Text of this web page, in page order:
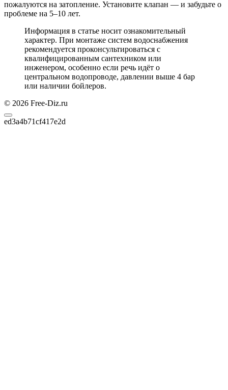
пожалуются на затопление. Установите клапан — и забудьте о
проблеме на 5–10 лет.
Информация в статье носит ознакомительный
характер. При монтаже систем водоснабжения
рекомендуется проконсультироваться с
квалифицированным сантехником или
инженером, особенно если речь идёт о
центральном водопроводе, давлении выше 4 бар
или наличии бойлеров.
© 2026 Free-Diz.ru
ed3a4b71cf417e2d